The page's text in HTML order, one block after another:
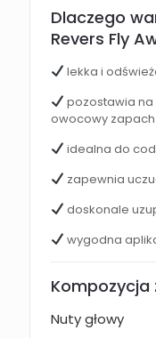
Dlaczego
Revers Fly
lekka i
pozostawia
owocowy zapach
idealna do
zapewnia
doskonale
wygodna
Nuty głowy